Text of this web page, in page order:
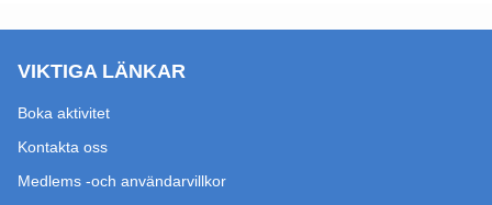
VIKTIGA LÄNKAR
Boka aktivitet
Kontakta oss
Medlems -och användarvillkor